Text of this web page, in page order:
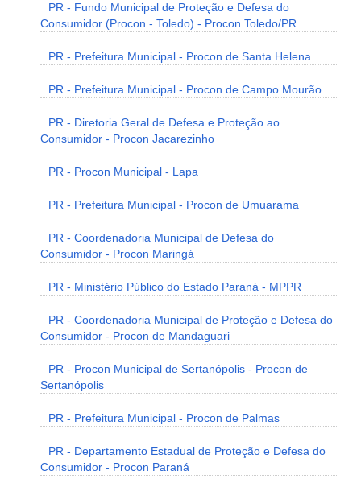
PR - Fundo Municipal de Proteção e Defesa do
Consumidor (Procon - Toledo) - Procon Toledo/PR
PR - Prefeitura Municipal - Procon de Santa Helena
PR - Prefeitura Municipal - Procon de Campo Mourão
PR - Diretoria Geral de Defesa e Proteção ao
Consumidor - Procon Jacarezinho
PR - Procon Municipal - Lapa
PR - Prefeitura Municipal - Procon de Umuarama
PR - Coordenadoria Municipal de Defesa do
Consumidor - Procon Maringá
PR - Ministério Público do Estado Paraná - MPPR
PR - Coordenadoria Municipal de Proteção e Defesa do
Consumidor - Procon de Mandaguari
PR - Procon Municipal de Sertanópolis - Procon de
Sertanópolis
PR - Prefeitura Municipal - Procon de Palmas
PR - Departamento Estadual de Proteção e Defesa do
Consumidor - Procon Paraná